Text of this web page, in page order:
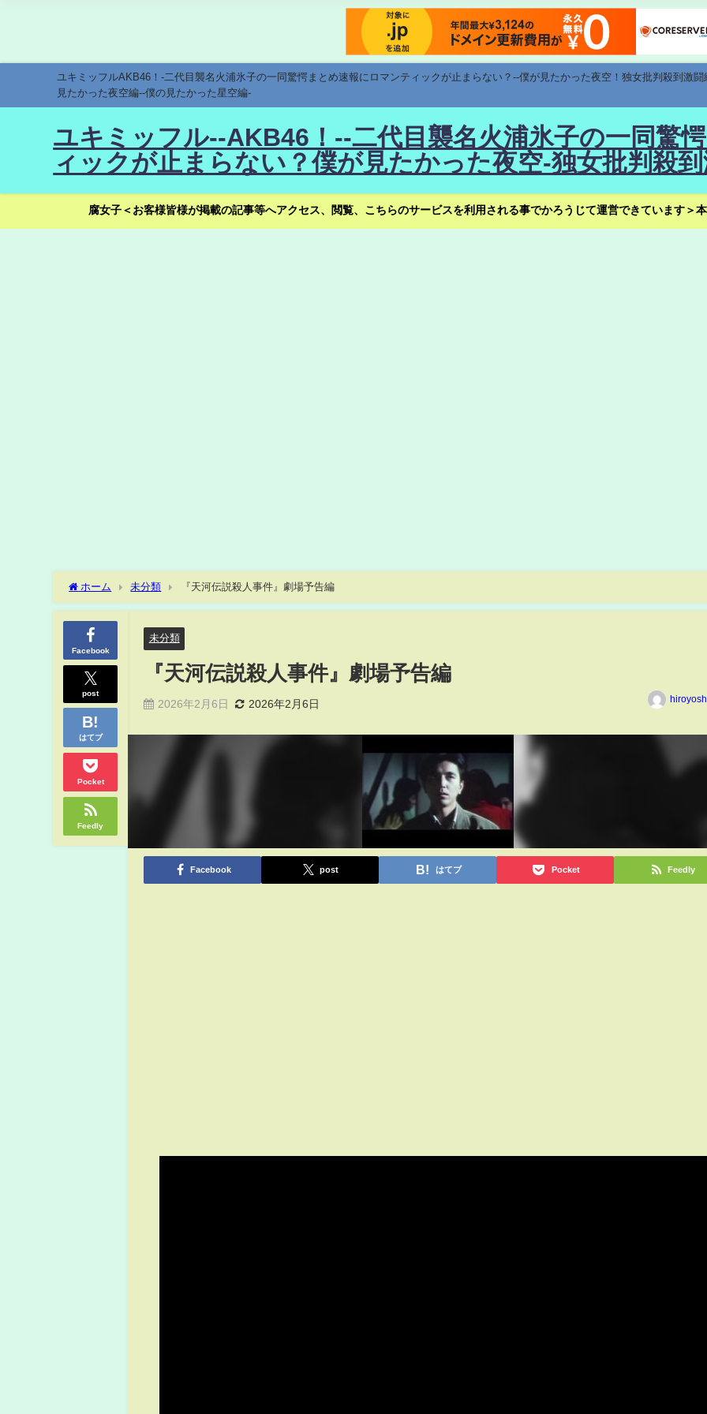
ユキミッフルAKB46！-二代目襲名火浦氷子の一同驚愕まとめ速報にロマンティックが止まらない？--僕が見たかった夜空！独女批判殺到激
見たかった夜空編--僕の見たかった星空編-
ユキミッフル--AKB46！--二代目襲名火浦氷子の一同驚
ィックが止まらない？僕が見たかった夜空-独女批判殺
腐女子＜お客様皆様が掲載の記事等へアクセス、閲覧、こちらのサービスを利用される事でかろうじて運営できています＞
ホーム 未分類 『天河伝説殺人事件』劇場予告編
Facebook
post
はてブ
Pocket
Feedly
未分類
『天河伝説殺人事件』劇場予告編
2026年2月6日 2026年2月6日
Facebook post はてブ Pocket Feedly